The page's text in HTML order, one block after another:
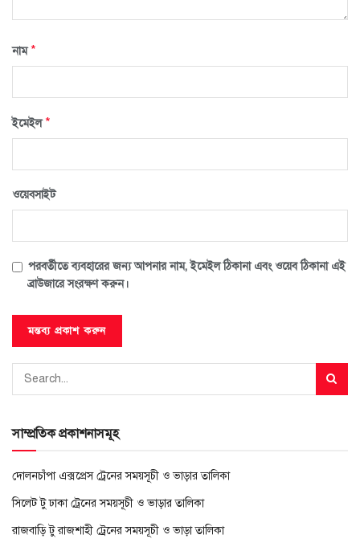
নাম*
ইমেইল*
ওয়েবসাইট
পরবর্তীতে ব্যবহারের জন্য আপনার নাম, ইমেইল ঠিকানা এবং ওয়েব ঠিকানা এই
ব্রাউজারে সংরক্ষণ করুন।
সাম্প্রতিক প্রকাশনাসমূহ
দোলনচাঁপা এক্সপ্রেস ট্রেনের সময়সূচী ও ভাড়ার তালিকা
সিলেট টু ঢাকা ট্রেনের সময়সূচী ও ভাড়ার তালিকা
রাজবাড়ি টু রাজশাহী ট্রেনের সময়সূচী ও ভাড়া তালিকা